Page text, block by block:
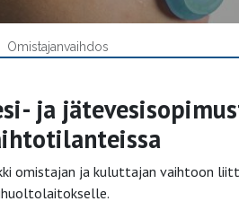
Omistajanvaihdos
ja
omistajan ja kuluttajan vaihtoon